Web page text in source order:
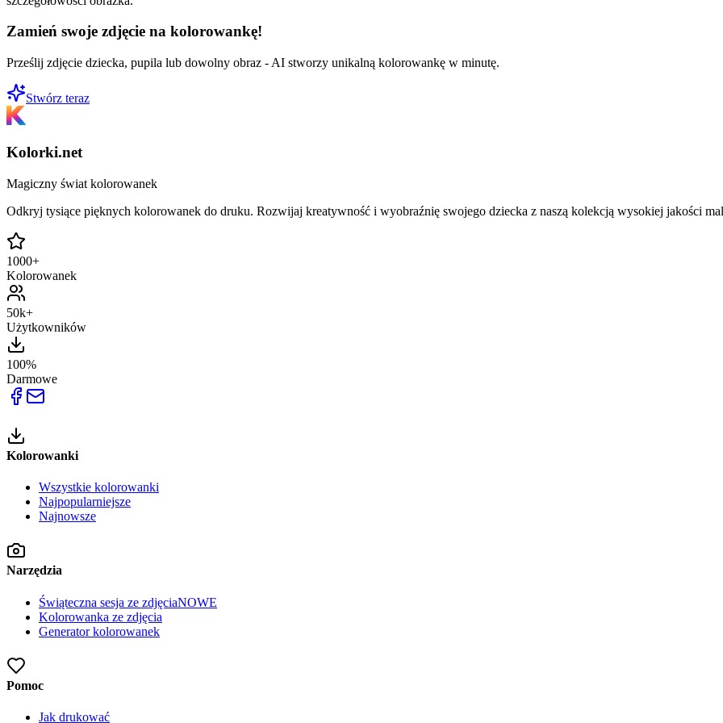
Zamień swoje zdjęcie na kolorowankę!
Prześlij zdjęcie dziecka, pupila lub dowolny obraz - AI stworzy unikalną kolorowankę w minutę.
Stwórz teraz
Kolorki.net
Magiczny świat kolorowanek
Odkryj tysiące pięknych kolorowanek do druku. Rozwijaj kreatywność i wyobraźnię swojego dziecka z naszą kolekcją wysokiej jakości
1000+
Kolorowanek
50k+
Użytkowników
100%
Darmowe
Kolorowanki
Wszystkie kolorowanki
Najpopularniejsze
Najnowsze
Narzędzia
Świąteczna sesja ze zdjęciaNOWE
Kolorowanka ze zdjęcia
Generator kolorowanek
Pomoc
Jak drukować